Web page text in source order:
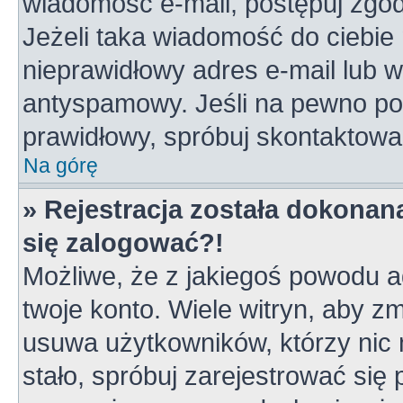
Jeżeli taka wiadomość do ciebie
nieprawidłowy adres e-mail lub
antyspamowy. Jeśli na pewno
prawidłowy, spróbuj
Na górę
» Rejestracja została
się zalogować?!
Możliwe, że z jakiegoś powodu
twoje konto. Wiele witryn, aby
usuwa użytkowników, którzy
stało, spróbuj zarejestrować